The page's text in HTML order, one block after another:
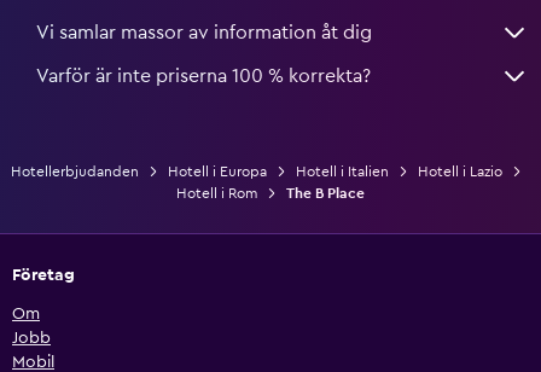
Vi samlar massor av information åt dig
Varför är inte priserna 100 % korrekta?
Hotellerbjudanden Hotell i Europa Hotell i Italien
Hotell i Lazio
Hotell i Rom
The B Place
Företag
Om
Jobb
Mobil